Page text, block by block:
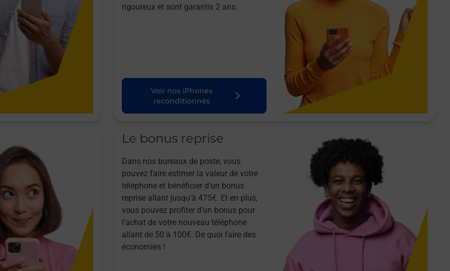
rigoureux et sont garantis 2 ans.
Voir nos iPhones
reconditionnés
Le bonus reprise
Dans nos bureaux de poste, vous
pouvez faire estimer la valeur de votre
téléphone et bénéficier d’un bonus
reprise allant jusqu’à 475€. Et en plus,
vous pouvez profiter d’un bonus pour
l’achat de votre nouveau téléphone
allant de 50 à 100€. De quoi faire des
économies !